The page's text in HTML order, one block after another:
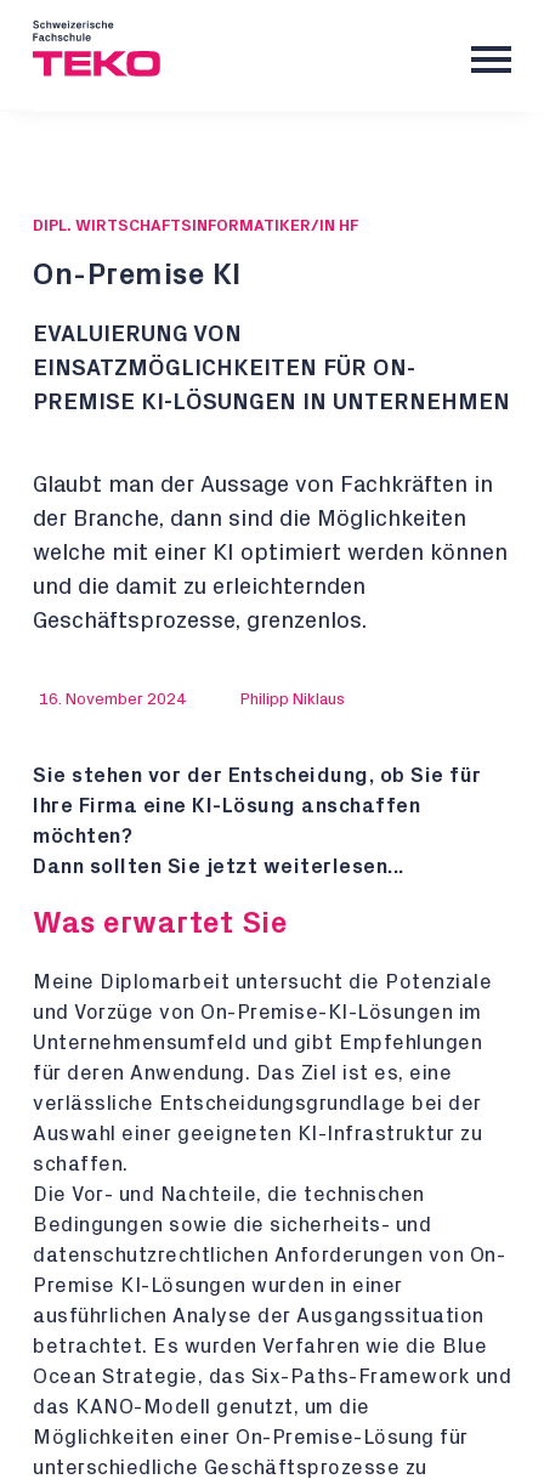
DIPL. WIRTSCHAFTSINFORMATIKER/IN HF
On-Premise KI
EVALUIERUNG VON
EINSATZMÖGLICHKEITEN FÜR ON-
PREMISE KI-LÖSUNGEN IN UNTERNEHMEN
Glaubt man der Aussage von Fachkräften in
der Branche, dann sind die Möglichkeiten
welche mit einer KI optimiert werden können
und die damit zu erleichternden
Geschäftsprozesse, grenzenlos.
16. November 2024 Philipp Niklaus
Sie stehen vor der Entscheidung, ob Sie für
Ihre Firma eine KI-Lösung anschaffen
möchten?
Dann sollten Sie jetzt weiterlesen...
Was erwartet Sie
Meine Diplomarbeit untersucht die Potenziale
und Vorzüge von On-Premise-KI-Lösungen im
Unternehmensumfeld und gibt Empfehlungen
für deren Anwendung. Das Ziel ist es, eine
verlässliche Entscheidungsgrundlage bei der
Auswahl einer geeigneten KI-Infrastruktur zu
schaffen.
Die Vor- und Nachteile, die technischen
Bedingungen sowie die sicherheits- und
datenschutzrechtlichen Anforderungen von On-
Premise KI-Lösungen wurden in einer
ausführlichen Analyse der Ausgangssituation
betrachtet. Es wurden Verfahren wie die Blue
Ocean Strategie, das Six-Paths-Framework und
das KANO-Modell genutzt, um die
Möglichkeiten einer On-Premise-Lösung für
unterschiedliche Geschäftsprozesse zu